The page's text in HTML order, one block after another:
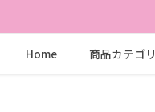
Home 商品カテゴリ